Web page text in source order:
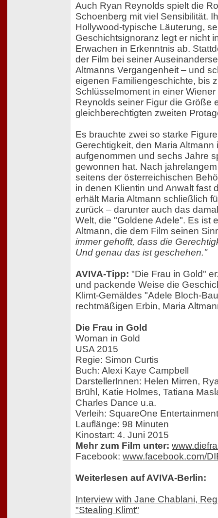
Auch Ryan Reynolds spielt die
Schoenberg mit viel Sensibilität.
Hollywood-typische Läuterung,
Geschichtsignoranz legt er nicht
Erwachen in Erkenntnis ab.
der Film bei seiner
Altmanns Vergangenheit – und
eigenen Familiengeschichte, bis
Schlüsselmoment in einer
Reynolds seiner Figur die Größe
gleichberechtigten zweiten
Es brauchte zwei so starke
Gerechtigkeit, den Maria Altmann
aufgenommen und sechs Jahre
gewonnen hat. Nach
seitens der österreichischen
in denen Klientin und Anwalt fast
erhält Maria Altmann schließlich
zurück – darunter auch das
Welt, die "Goldene Adele". Es ist
Altmann, die dem Film seinen
immer gehofft, dass die
Und genau das ist geschehen."
AVIVA-Tipp: "Die Frau in Gold"
und packende Weise die
Klimt-Gemäldes "Adele Bloch-
rechtmäßigen Erbin, Maria
Die Frau in Gold
Woman in Gold
USA 2015
Regie: Simon Curtis
Buch: Alexi Kaye Campbell
DarstellerInnen: Helen Mirren,
Brühl, Katie Holmes, Tatiana
Charles Dance u.a.
Verleih: SquareOne Entertainment
Lauflänge: 98 Minuten
Kinostart: 4. Juni 2015
Mehr zum Film unter:
Facebook: www.facebook.com/
Weiterlesen auf AVIVA-Berlin:
Interview with Jane Chablani,
"Stealing Klimt"